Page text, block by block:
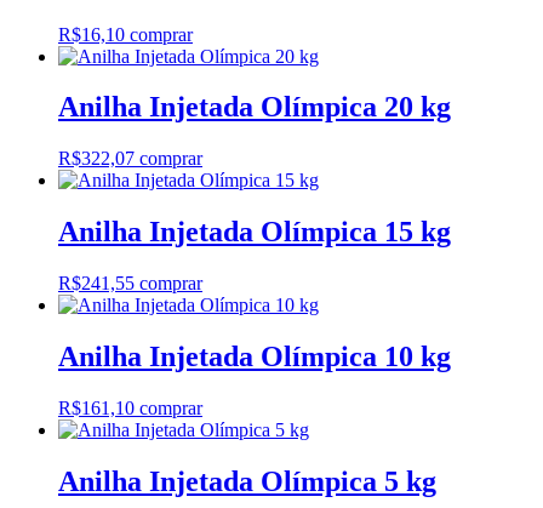
R$16,10 comprar
Anilha Injetada Olímpica 20 kg
R$322,07 comprar
Anilha Injetada Olímpica 15 kg
R$241,55 comprar
Anilha Injetada Olímpica 10 kg
R$161,10 comprar
Anilha Injetada Olímpica 5 kg